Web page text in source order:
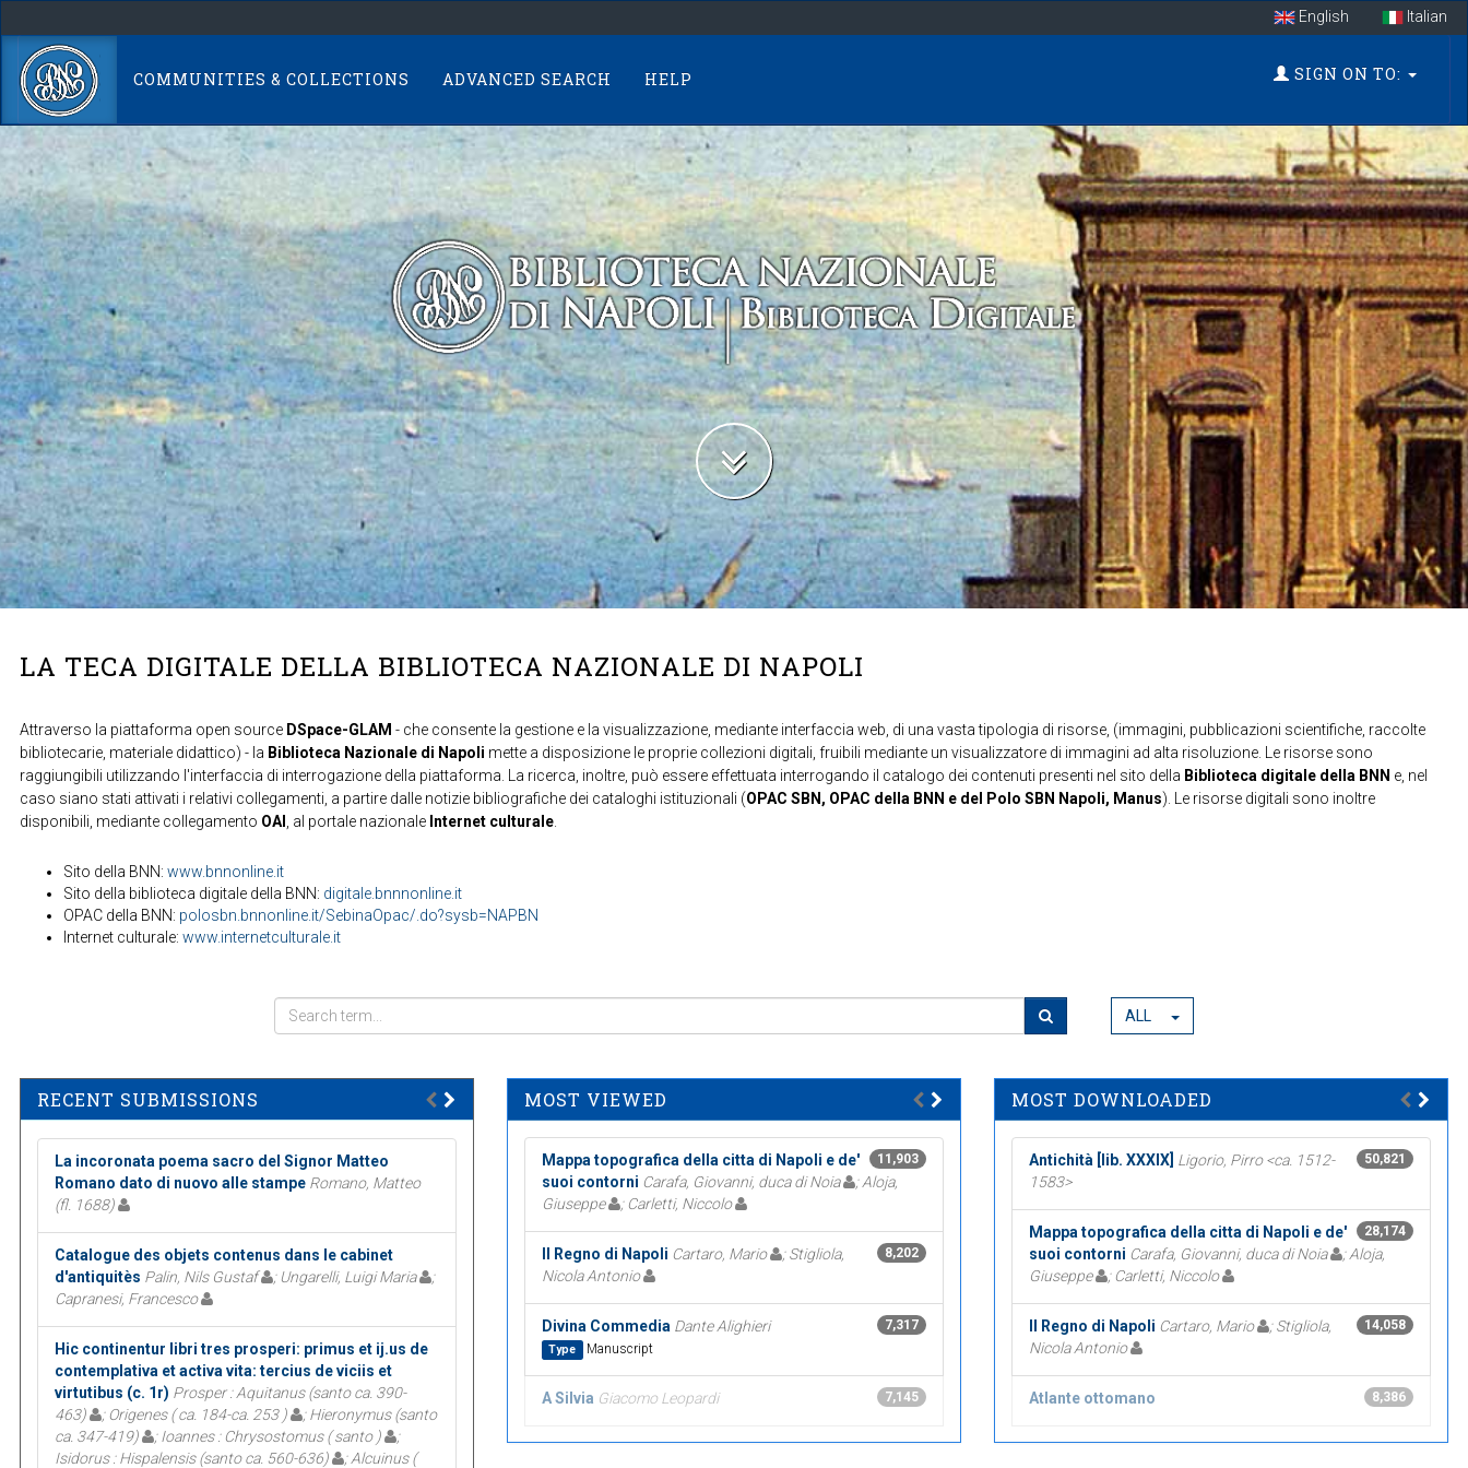
navigation
English Italian
COMMUNITIES & COLLECTIONS ADVANCED SEARCH HELP SIGN ON TO:
LA TECA DIGITALE DELLA BIBLIOTECA NAZIONALE DI NAPOLI
Attraverso la piattaforma open source DSpace-GLAM - che consente la gestione e la visualizzazione, mediante interfaccia web, di una vasta tipologia di risorse, (immagini, pubblicazioni scientifiche, raccolte
bibliotecarie, materiale didattico) - la Biblioteca Nazionale di Napoli mette a disposizione le proprie collezioni digitali, fruibili mediante un visualizzatore di immagini ad alta risoluzione. Le risorse sono
raggiungibili utilizzando l'interfaccia di interrogazione della piattaforma. La ricerca, inoltre, può essere effettuata interrogando il catalogo dei contenuti presenti nel sito della Biblioteca digitale della BNN e, nel
caso siano stati attivati i relativi collegamenti, a partire dalle notizie bibliografiche dei cataloghi istituzionali (OPAC SBN, OPAC della BNN e del Polo SBN Napoli, Manus). Le risorse digitali sono inoltre
disponibili, mediante collegamento OAI , al portale nazionale Internet culturale.
Sito della BNN: www.bnnonline.it
Sito della biblioteca digitale della BNN: digitale.bnnnonline.it
OPAC della BNN: polosbn.bnnonline.it/SebinaOpac/.do?sysb=NAPBN
Internet culturale: www.internetculturale.it
ALL
RECENT SUBMISSIONS
La incoronata poema sacro del Signor Matteo
Romano dato di nuovo alle stampe Romano, Matteo
(fl. 1688)
Catalogue des objets contenus dans le cabinet
d'antiquitès Palin, Nils Gustaf ; Ungarelli, Luigi Maria
;
Capranesi, Francesco
Hic continentur libri tres prosperi: primus et ij.us de
contemplativa et activa vita: tercius de viciis et
virtutibus (c. 1r) Prosper : Aquitanus (santo ca. 390-
463)
; Origenes ( ca. 184-ca. 253 )
; Hieronymus (santo
ca. 347-419)
; Ioannes : Chrysostomus ( santo )
;
Isidorus : Hispalensis (santo ca. 560-636)
; Alcuinus (
MOST VIEWED
11,903
Mappa topografica della citta di Napoli e de'
suoi contorni Carafa, Giovanni, duca di Noia
; Aloja,
Giuseppe
; Carletti, Niccolo
8,202
Il Regno di Napoli Cartaro, Mario
; Stigliola,
Nicola Antonio
7,317
Divina Commedia Dante Alighieri
Type Manuscript
7,145
A Silvia Giacomo Leopardi
MOST DOWNLOADED
50,821
Antichità [lib. XXXIX] Ligorio, Pirro <ca. 1512-
1583>
28,174
Mappa topografica della citta di Napoli e de'
suoi contorni Carafa, Giovanni, duca di Noia
; Aloja,
Giuseppe
; Carletti, Niccolo
14,058
Il Regno di Napoli Cartaro, Mario
; Stigliola,
Nicola Antonio
8,386
Atlante ottomano